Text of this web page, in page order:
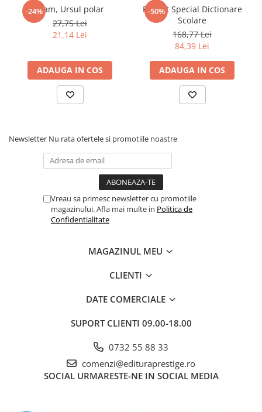
-24%Fram, Ursul polar
27,75 Lei
21,14 Lei
ADAUGA IN COS
-50%
Pachet Special Dictionare
Scolare
168,77 Lei
84,39 Lei
ADAUGA IN COS
Newsletter Nu rata ofertele si promotiile noastre
Vreau sa primesc newsletter cu promotiile
magazinului. Afla mai multe in Politica de
Confidentialitate
MAGAZINUL MEU
CLIENTI
DATE COMERCIALE
SUPORT CLIENTI 09.00-18.00
0732 55 88 33
comenzi@edituraprestige.ro
SOCIAL URMARESTE-NE IN SOCIAL MEDIA